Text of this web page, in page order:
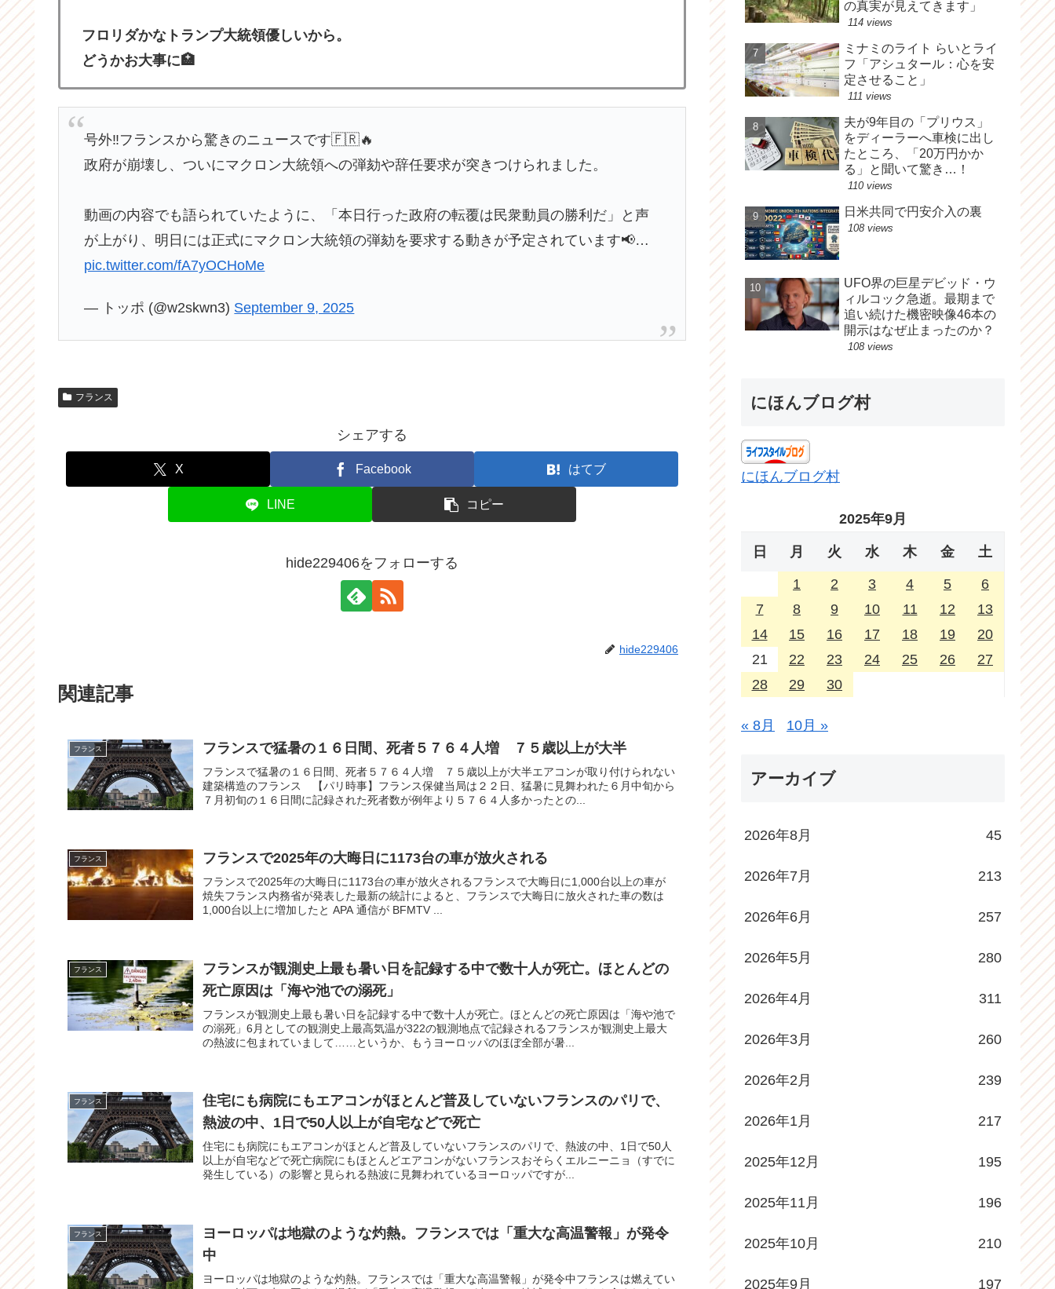
フロリダかなトランプ大統領優しいから。
どうかお大事に🏥
号外‼️フランスから驚きのニュースです🇫🇷🔥
政府が崩壊し、ついにマクロン大統領への弾劾や辞任要求が突きつけられました。
動画の内容でも語られていたように、「本日行った政府の転覆は民衆動員の勝利だ」と声
が上がり、明日には正式にマクロン大統領の弾劾を要求する動きが予定されています📢…
pic.twitter.com/fA7yOCHoMe
— トッポ (@w2skwn3) September 9, 2025
フランス
シェアする
X Facebook はてブ
LINE コピー
hide229406をフォローする
hide229406
関連記事
フランス フランスで猛暑の１６日間、死者５７６４人増 ７５歳以上が大半
フランスで猛暑の１６日間、死者５７６４人増 ７５歳以上が大半エアコンが取り付けられない
建築構造のフランス 【パリ時事】フランス保健当局は２２日、猛暑に見舞われた６月中旬から
７月初旬の１６日間に記録された死者数が例年より５７６４人多かったとの...
フランス フランスで2025年の大晦日に1173台の車が放火される
フランスで2025年の大晦日に1173台の車が放火されるフランスで大晦日に1,000台以上の車が
焼失フランス内務省が発表した最新の統計によると、フランスで大晦日に放火された車の数は
1,000台以上に増加したと APA 通信が BFMTV ...
フランス
フランスが観測史上最も暑い日を記録する中で数十人が死亡。ほとんどの
死亡原因は「海や池での溺死」
フランスが観測史上最も暑い日を記録する中で数十人が死亡。ほとんどの死亡原因は「海や池で
の溺死」6月としての観測史上最高気温が322の観測地点で記録されるフランスが観測史上最大
の熱波に包まれていまして……というか、もうヨーロッパのほぼ全部が暑...
フランス
住宅にも病院にもエアコンがほとんど普及していないフランスのパリで、
熱波の中、1日で50人以上が自宅などで死亡
住宅にも病院にもエアコンがほとんど普及していないフランスのパリで、熱波の中、1日で50人
以上が自宅などで死亡病院にもほとんどエアコンがないフランスおそらくエルニーニョ（すでに
発生している）の影響と見られる熱波に見舞われているヨーロッパですが...
フランス
ヨーロッパは地獄のような灼熱。フランスでは「重大な高温警報」が発令
中
ヨーロッパは地獄のような灼熱。フランスでは「重大な高温警報」が発令中フランスは燃えてい
の真実が見えてきます」
114 views
ミナミのライト らいとライ
フ「アシュタール：心を安
定させること」
111 views
夫が9年目の「プリウス」
をディーラーへ車検に出し
たところ、「20万円かか
る」と聞いて驚き…！
110 views
日米共同で円安介入の裏
108 views
UFO界の巨星デビッド・ウ
ィルコック急逝。最期まで
追い続けた機密映像46本の
開示はなぜ止まったのか？
108 views
にほんブログ村
にほんブログ村
2025年9月
日 月 火 水 木 金 土
1 2 3 4 5
6
7
8 9 10 11 12
13
14
15 16 17 18 19
20
21
22 23 24 25 26
27
28
29 30
« 8月 10月 »
アーカイブ
2026年8月 45
2026年7月 213
2026年6月 257
2026年5月 280
2026年4月 311
2026年3月 260
2026年2月 239
2026年1月 217
2025年12月 195
2025年11月 196
2025年10月 210
2025年9月 197